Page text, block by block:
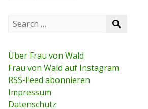
e
n
n
c
h
f
o
r
:
Über Frau von Wald
Frau von Wald auf Instagram
RSS-Feed abonnieren
Impressum
Datenschutz